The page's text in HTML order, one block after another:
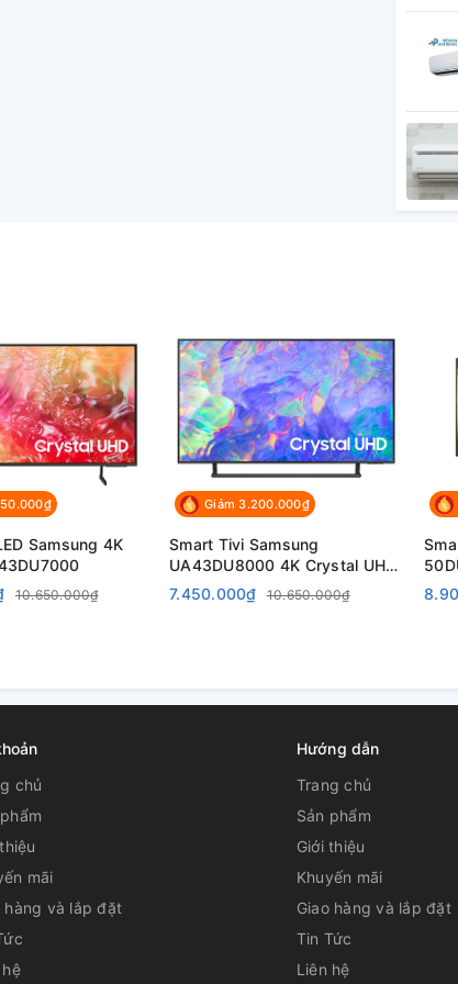
mm
Samsung 4K
10.650.000₫
Giảm 3.200.000₫
Smart Tivi Samsung
UA43DU8000 4K Crystal UHD
43 inch
7.450.000₫ 10.650.000₫
chủ
mãi
hàng và lắp đặt
Hướng dẫn
Trang chủ
Sản phẩm
Giới thiệu
Khuyến mãi
Giao hàng và lắp đặt
Tin Tức
Liên hệ